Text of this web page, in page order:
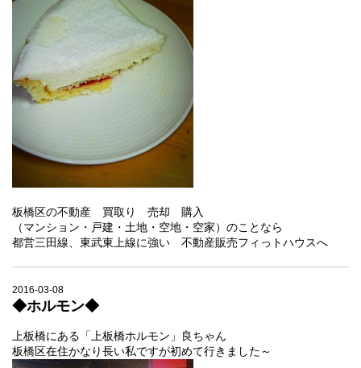
板橋区の不動産 買取り 売却 購入
（マンション・戸建・土地・空地・空家）のことなら
都営三田線、東武東上線に強い 不動産販売フィっトハウスへ
2016-03-08
◆ホルモン◆
上板橋にある「上板橋ホルモン」良ちゃん
板橋区在住かなり長い私ですが初めて行きました～